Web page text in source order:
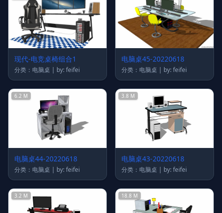
现代-电竞桌椅组合1
分类：电脑桌 | by: feifei
电脑桌45-20220618
分类：电脑桌 | by: feifei
6.2 M
电脑桌44-20220618
分类：电脑桌 | by: feifei
3.8 M
电脑桌43-20220618
分类：电脑桌 | by: feifei
3.2 M 18.8 M